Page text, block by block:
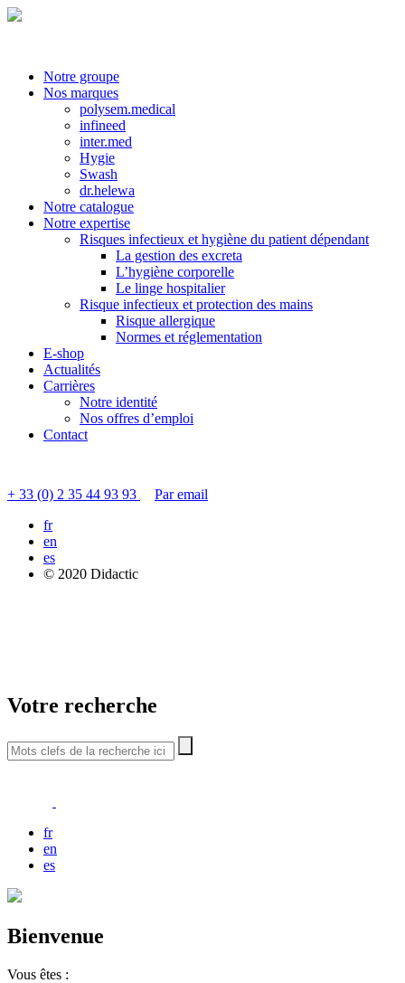
Notre groupe
Nos marques
polysem.medical
infineed
inter.med
Hygie
Swash
dr.helewa
Notre catalogue
Notre expertise
Risques infectieux et hygiène du patient dépendant
La gestion des excreta
L’hygiène corporelle
Le linge hospitalier
Risque infectieux et protection des mains
Risque allergique
Normes et réglementation
E-shop
Actualités
Carrières
Notre identité
Nos offres d’emploi
Contact
+ 33 (0) 2 35 44 93 93
Par email
fr
en
es
© 2020 Didactic
Votre recherche
fr
en
es
Bienvenue
Vous êtes :